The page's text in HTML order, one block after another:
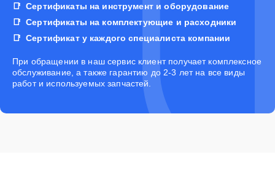
Сертификаты на инструмент и оборудование
Сертификаты на комплектующие и расходники
Сертификат у каждого специалиста компании
При обращении в наш сервис клиент получает комплексное
обслуживание, а также гарантию до 2-3 лет на все виды
работ и используемых запчастей.